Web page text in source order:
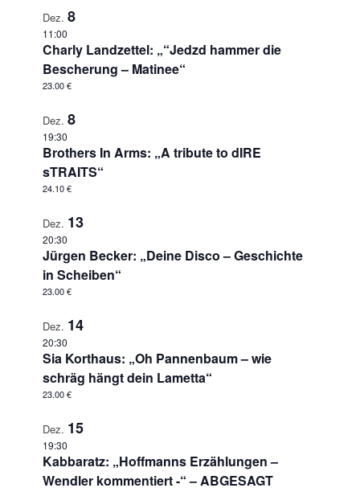
Dez.8
11:00
Charly Landzettel: „“Jedzd hammer die
Bescherung – Matinee“
23.00 €
Dez.8
19:30
Brothers In Arms: „A tribute to dIRE
sTRAITS“
24.10 €
Dez. 13
20:30
Jürgen Becker: „Deine Disco – Geschichte
in Scheiben“
23.00 €
Dez. 14
20:30
Sia Korthaus: „Oh Pannenbaum – wie
schräg hängt dein Lametta“
23.00 €
Dez. 15
19:30
Kabbaratz: „Hoffmanns Erzählungen –
Wendler kommentiert -“ – ABGESAGT